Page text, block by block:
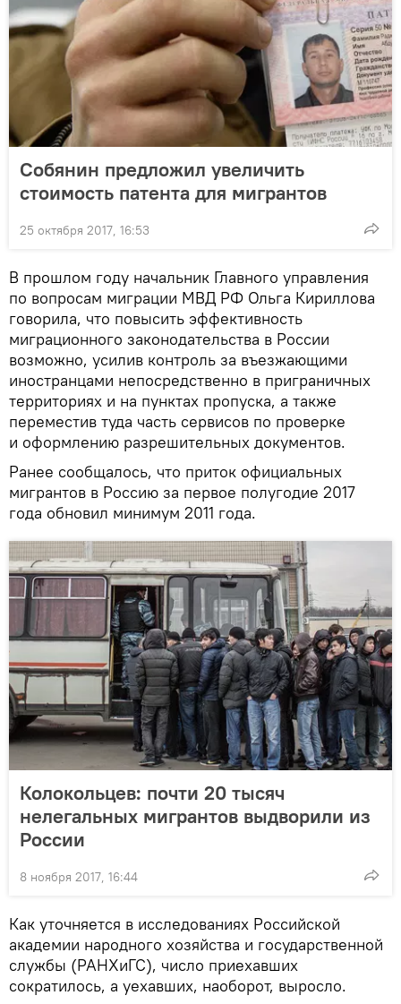
Собянин предложил увеличить
стоимость патента для мигрантов
25 октября 2017, 16:53
В прошлом году начальник Главного управления
по вопросам миграции МВД РФ Ольга Кириллова
говорила, что повысить эффективность
миграционного законодательства в России
возможно, усилив контроль за въезжающими
иностранцами непосредственно в приграничных
территориях и на пунктах пропуска, а также
переместив туда часть сервисов по проверке
и оформлению разрешительных документов.
Ранее сообщалось, что приток официальных
мигрантов в Россию за первое полугодие 2017
года обновил минимум 2011 года.
Колокольцев: почти 20 тысяч
нелегальных мигрантов выдворили из
России
8 ноября 2017, 16:44
Как уточняется в исследованиях Российской
академии народного хозяйства и государственной
службы (РАНХиГС), число приехавших
сократилось, а уехавших, наоборот, выросло.